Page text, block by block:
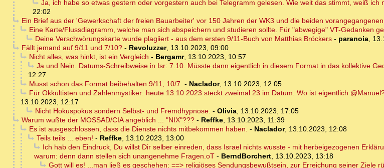
Ja, ich habe so etwas gestern oder vorgestern auch bei Telegramm gelesen. Wie weit das stimmt, weiß ich
22:02
Ein Brief aus der 'Gewerkschaft der freien Bauarbeiter' vor 150 Jahren der WK3 und die beiden
Eine Karte/Flussdiagramm, welche man sich abspeichern und studieren sollte. Für "abwegige" VT-Gedanken
Deine Verschwörungskarte wurde plagiiert - aus dem ersten 9/11-Buch von Matthias Bröckers- paranoia,
Fällt jemand auf 9/11 und 7/10?- Revoluzzer, 13.10.2023, 09:00
Nicht alles, was hinkt, ist ein Vergleich - Bergamr, 13.10.2023, 10:57
Ja und Nein. Datums-Schreibweise in Isr: 7.10. Müsste dann eigentlich in diesem Format in das kollektive
12:27
Musst schon das Format beibehalten 9/11, 10/7. - Naclador, 13.10.2023, 12:05
Für Okkultisten und Zahlenmystiker: heute 13.10.2023 steckt zweimal 23 im Datum. Wo ist eigentlich
13.10.2023, 12:17
Nicht Hokuspokus sondern Selbst- und Fremdhypnose. - Olivia, 13.10.2023, 17:05
Warum wußte der MOSSAD/CIA angeblich ... "NIX"???- Reffke, 13.10.2023, 11:39
Es ist ausgeschlossen, dass die Dienste nichts mitbekommen haben. - Naclador, 13.10.2023, 12:08
Teils teils ... eben! - Reffke, 13.10.2023, 13:00
Ich hab den Eindruck, Du willst Dir selber einreden, dass Israel nichts wusste - mit herbeigezogenen
warum: denn dann stellen sich unangenehme Fragen.oT - BerndBorchert, 13.10.2023, 13:18
Gott will es! ...man ließ es geschehen: ==> religiöses Sendungsbewußtsein, zur Erreichung seiner Ziele